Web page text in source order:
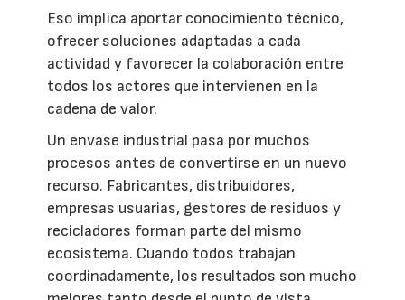
Eso implica aportar conocimiento técnico,
ofrecer soluciones adaptadas a cada
actividad y favorecer la colaboración entre
todos los actores que intervienen en la
cadena de valor.
Un envase industrial pasa por muchos
procesos antes de convertirse en un nuevo
recurso. Fabricantes, distribuidores,
empresas usuarias, gestores de residuos y
recicladores forman parte del mismo
ecosistema. Cuando todos trabajan
coordinadamente, los resultados son mucho